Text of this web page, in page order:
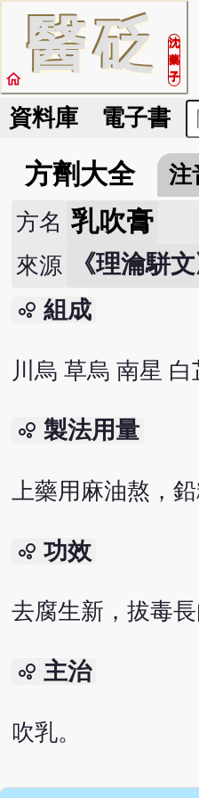
醫砭
沈
藥
子
home
資料庫 電子書
方劑大全 注
方名 乳吹膏
來源 《理瀹駢文
bubble_chart 組成
川烏 草烏 南星
bubble_chart 製法用量
上藥用麻油熬，鉛
bubble_chart 功效
去腐生新，拔毒長
bubble_chart 主治
吹乳。